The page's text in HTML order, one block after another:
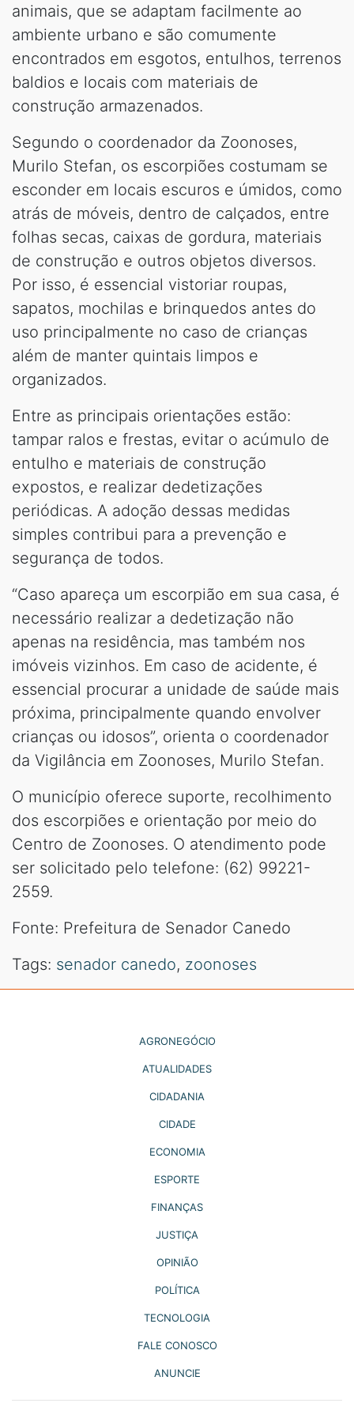
animais, que se adaptam facilmente ao
ambiente urbano e são comumente
encontrados em esgotos, entulhos, terrenos
baldios e locais com materiais de
construção armazenados.
Segundo o coordenador da Zoonoses,
Murilo Stefan, os escorpiões costumam se
esconder em locais escuros e úmidos, como
atrás de móveis, dentro de calçados, entre
folhas secas, caixas de gordura, materiais
de construção e outros objetos diversos.
Por isso, é essencial vistoriar roupas,
sapatos, mochilas e brinquedos antes do
uso principalmente no caso de crianças
além de manter quintais limpos e
organizados.
Entre as principais orientações estão:
tampar ralos e frestas, evitar o acúmulo de
entulho e materiais de construção
expostos, e realizar dedetizações
periódicas. A adoção dessas medidas
simples contribui para a prevenção e
segurança de todos.
“Caso apareça um escorpião em sua casa, é
necessário realizar a dedetização não
apenas na residência, mas também nos
imóveis vizinhos. Em caso de acidente, é
essencial procurar a unidade de saúde mais
próxima, principalmente quando envolver
crianças ou idosos”, orienta o coordenador
da Vigilância em Zoonoses, Murilo Stefan.
O município oferece suporte, recolhimento
dos escorpiões e orientação por meio do
Centro de Zoonoses. O atendimento pode
ser solicitado pelo telefone: (62) 99221-
2559.
Fonte: Prefeitura de Senador Canedo
Tags: senador canedo, zoonoses
AGRONEGÓCIO
ATUALIDADES
CIDADANIA
CIDADE
ECONOMIA
ESPORTE
FINANÇAS
JUSTIÇA
OPINIÃO
POLÍTICA
TECNOLOGIA
FALE CONOSCO
ANUNCIE